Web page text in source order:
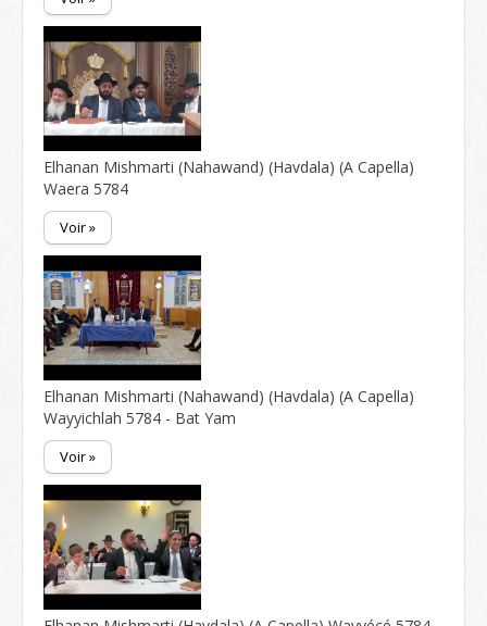
Elhanan Mishmarti (Nahawand) (Havdala) (A Capella)
Waera 5784
Voir »
Elhanan Mishmarti (Nahawand) (Havdala) (A Capella)
Wayyichlah 5784 - Bat Yam
Voir »